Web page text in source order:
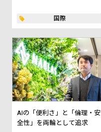
国際
AIの「便利さ」と「倫理・安
全性」を両輪として追求